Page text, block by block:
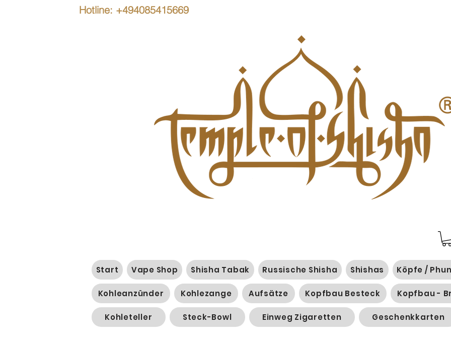
Hotline: +494085415669
Start Vape Shop Shisha Tabak Russische Shisha Shishas Köpfe /
Kohleanzünder Kohlezange Aufsätze Kopfbau Besteck Kopfbau -
Kohleteller Steck-Bowl Einweg Zigaretten Geschenkkarten